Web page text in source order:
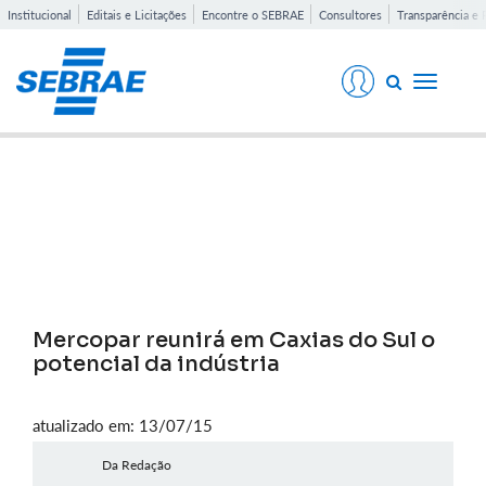
Institucional Editais e Licitações Encontre o SEBRAE Consultores Transparência e
Toggle
Mercopar reunirá em Caxias do Sul o
potencial da indústria
atualizado em: 13/07/15
Da Redação